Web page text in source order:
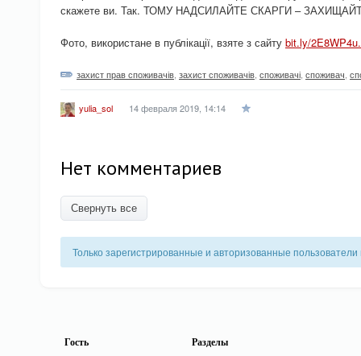
скажете ви. Так. ТОМУ НАДСИЛАЙТЕ СКАРГИ –
Фото, використане в публікації, взяте з сайту bit.ly/2E8WP4u.
захист прав споживачів, захист споживачів, споживачі, споживач,
yulia_sol 14 февраля 2019, 14:14
Нет комментариев
Свернуть все
Только зарегистрированные и авторизованные
Гость Разделы